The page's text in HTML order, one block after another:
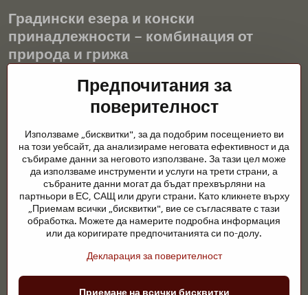
Градински езера и конски
принадлежности – комбинация от
природа и грижа
Градинските езера са красиво допълнение към всеки екстериор
и създават хармонична среда за релаксация и живот на водните
животни. Правилната технология, филтрацията и редовната
през цялата година. Също толкова важна е грижата за
животните, които са част от нашия живот.
Конете се нуждаят от висококачествени конски принадлежности,
правилно хранене и отговорни грижи, за да бъдат здрави, силни
и доволни. Независимо дали става въпрос за екипировка за
ездачи, развъдчици или любители на природата, целта е да се
създаде среда, която подкрепя естествения баланс,
©2026Авторско право
Предпочитания за
поверителност
Използваме „бисквитки", за да подобрим посещението ви
на този уебсайт, да анализираме неговата ефективност и да
събираме данни за неговото използване. За тази цел може
да използваме инструменти и услуги на трети страни, а
събраните данни могат да бъдат прехвърляни на
партньори в ЕС, САЩ или други страни. Като кликнете върху
„Приемам всички „бисквитки", вие се съгласявате с тази
обработка. Можете да намерите подробна информация
или да коригирате предпочитанията си по-долу.
Декларация за поверителност
Приемане на всички бисквитки